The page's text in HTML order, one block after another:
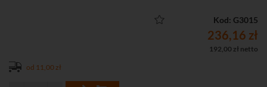
• Diody LED do sygnalizacji: 7 kolorów
• 4 tryby pracy: podstawowy, zaawansowany, PIR, MW
Kod: G3015
236,16 zł
192,00 zł netto
od 11,00 zł